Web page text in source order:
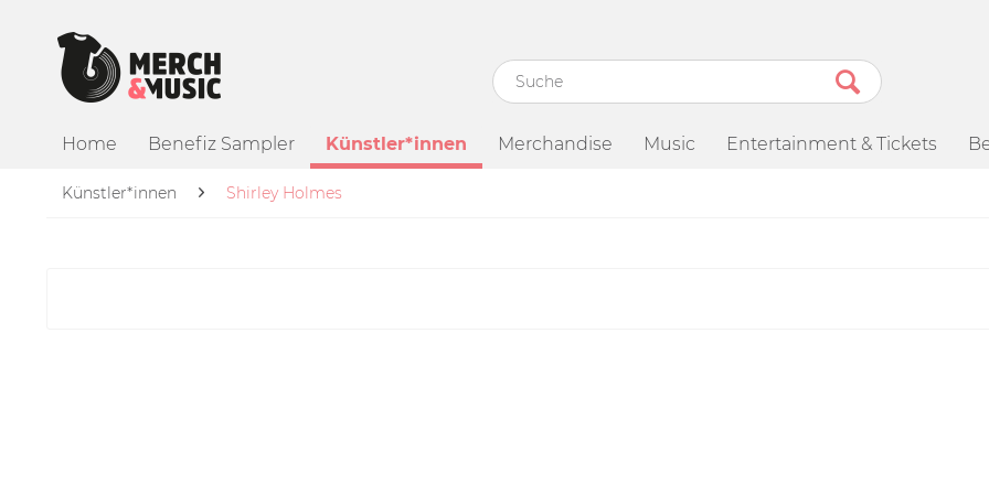
Home Benefiz Sampler Künstler*innen Merchandise Music Entertainment & Tickets
Künstler*innen Shirley Holmes